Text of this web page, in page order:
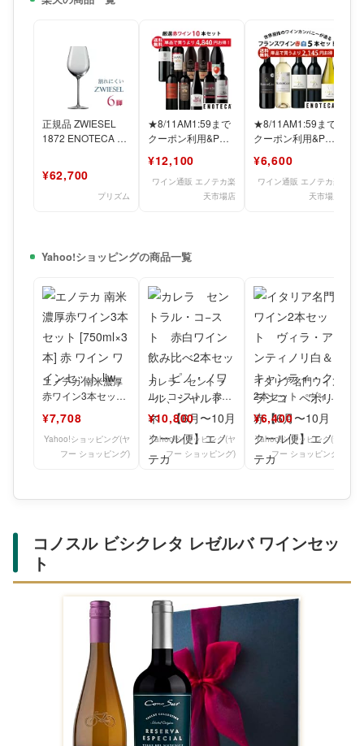
正規品 ZWIESEL
1872 ENOTECA ツ
¥62,700
プリズム
★8/11AM1:59まで
クーポン利用&Pア
ノテカ ワイン専門
¥12,100
ワイン通販 エノテカ楽
天市場店
★8/11AM1:59まで
クーポン利用&Pア
★【送料無料】エノ
テカ
¥6,600
ワイン通販 エノテカ楽
天市場店
Yahoo!ショッピングの商品一覧
エノテカ 南米濃厚
赤ワイン3本セット
ン ワインセ
¥7,708
Yahoo!ショッピング(ヤ
フー ショッピング)
カレラ セントラ
ル・コ−スト 赤白
ワイン飲み比べ2本
セット ピノ・ノワ
−ル、シャ
¥10,800
Yahoo!ショッピング(ヤ
フー ショッピング)
イタリア名門ワイン
2本セット ヴィ
ラ・アンティノリ白
＆キャンティ・クラ
シコ ペポ
¥6,400
Yahoo!ショッピング(ヤ
フー ショッピング)
コノスル ビシクレタ レゼルバ ワインセッ
ト